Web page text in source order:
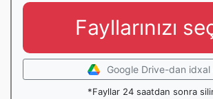
Fayllarınızı
Google Drive-dan idxal
*Fayllar 24 saatdan sonra